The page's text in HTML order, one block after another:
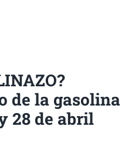
de la gasolina
28 de abril